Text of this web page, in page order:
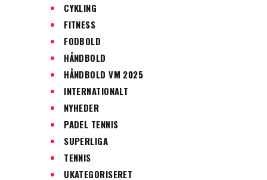
CYKLING
FITNESS
FODBOLD
HÅNDBOLD
HÅNDBOLD VM 2025
INTERNATIONALT
NYHEDER
PADEL TENNIS
SUPERLIGA
TENNIS
UKATEGORISERET